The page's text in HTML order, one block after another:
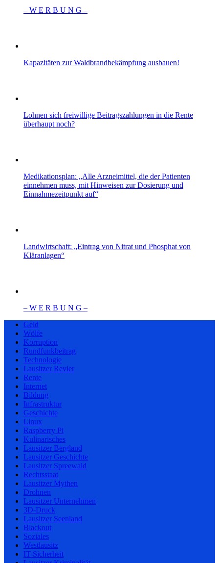
– W Ε R Β U Ν G –
Kapazitäten zur Waldbrandbekämpfung ausbauen!
Lohnen sich freiwillige Beitragszahlungen in die Rente
überhaupt noch?
Medikationsplan: „Alle Arzneimittel, die der Patienten
einnehmen muss, mit Hinweisen zur Dosierung und
Einnahmezeitpunkt auf“
Landwirtschaft: „Eintrag von Nitrat und Phosphat von
Kläranlagen“
– W Ε R Β U Ν G –
Geld
Wölfe
Korruption
Rundfunkbeitrag
Technologie
Lausitzer Revier
Rente
Internet
Bildung
Infrastruktur
Geschichte
Linux
Raspberry Pi
Kulinarisches
Lausitzer Bergland
Lausitzer Geschichte
Lausitzer Spreewald
Rechtsstaat
Lausitzer Mythen
Drohnen
Lausitzer Unternehmen
3D-Druck
Lausitzer Seenland
Blackout
Soziales
Westlausitz
IT-Sicherheit